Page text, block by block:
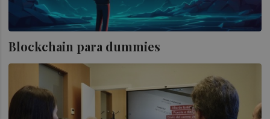
Blockchain para dummies